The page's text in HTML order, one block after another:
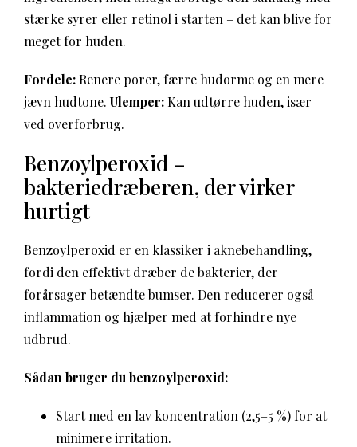
stærke syrer eller retinol i starten – det kan blive for
meget for huden.
Fordele: Renere porer, færre hudorme og en mere
jævn hudtone. Ulemper:Kan udtørre huden, især
ved overforbrug.
Benzoylperoxid –
bakteriedræberen, der virker
hurtigt
Benzoylperoxid er en klassiker i aknebehandling,
fordi den effektivt dræber de bakterier, der
forårsager betændte bumser. Den reducerer også
inflammation og hjælper med at forhindre nye
udbrud.
Sådan bruger du benzoylperoxid:
Start med en lav koncentration (2,5–5 %) for at
minimere irritation.